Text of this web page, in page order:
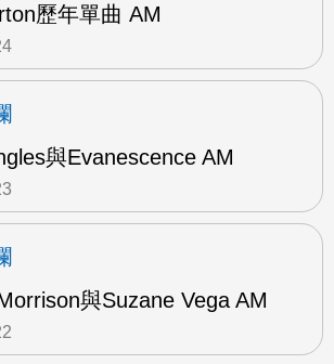
歷年單曲 AM
與Evanescence AM
與Suzane Vega AM